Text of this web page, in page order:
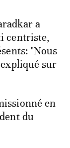
a
centriste,
"Nous
sur
en
du